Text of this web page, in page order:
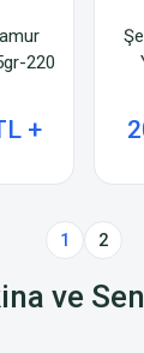
220
+
1 2
ve